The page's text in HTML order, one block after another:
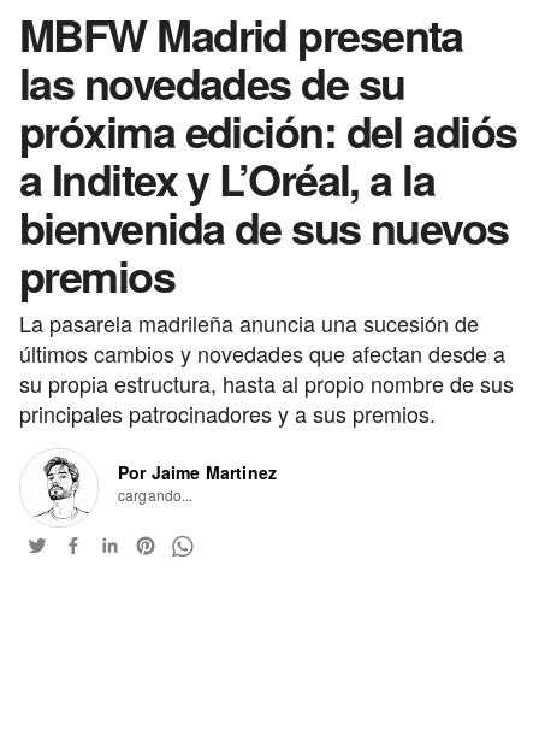
MBFW Madrid presenta
las novedades de su
próxima edición: del adiós
a Inditex y L’Oréal, a la
bienvenida de sus nuevos
premios
La pasarela madrileña anuncia una sucesión de
últimos cambios y novedades que afectan desde a
su propia estructura, hasta al propio nombre de sus
principales patrocinadores y a sus premios.
Por Jaime Martinez
cargando...